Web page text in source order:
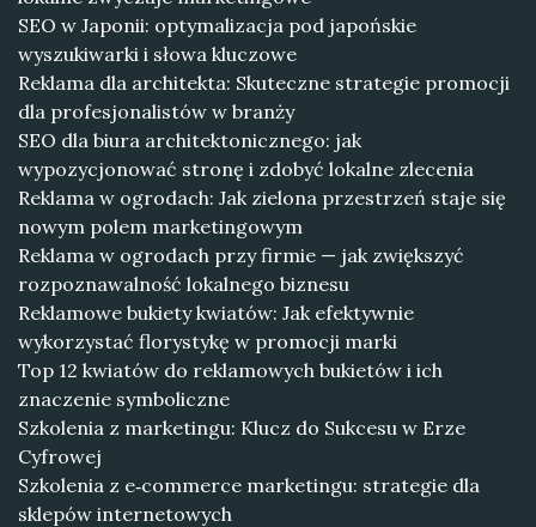
SEO w Japonii: optymalizacja pod japońskie
wyszukiwarki i słowa kluczowe
Reklama dla architekta: Skuteczne strategie promocji
dla profesjonalistów w branży
SEO dla biura architektonicznego: jak
wypozycjonować stronę i zdobyć lokalne zlecenia
Reklama w ogrodach: Jak zielona przestrzeń staje się
nowym polem marketingowym
Reklama w ogrodach przy firmie — jak zwiększyć
rozpoznawalność lokalnego biznesu
Reklamowe bukiety kwiatów: Jak efektywnie
wykorzystać florystykę w promocji marki
Top 12 kwiatów do reklamowych bukietów i ich
znaczenie symboliczne
Szkolenia z marketingu: Klucz do Sukcesu w Erze
Cyfrowej
Szkolenia z e‑commerce marketingu: strategie dla
sklepów internetowych